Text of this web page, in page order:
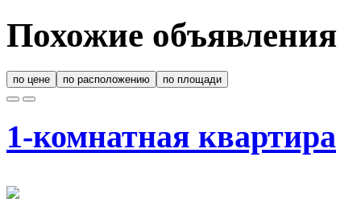
Похожие объявления
по цене по расположению по площади
1-комнатная квартира